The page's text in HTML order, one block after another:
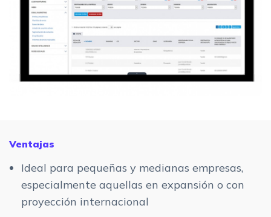
Ventajas
Ideal para pequeñas y medianas empresas,
especialmente aquellas en expansión o con
proyección internacional